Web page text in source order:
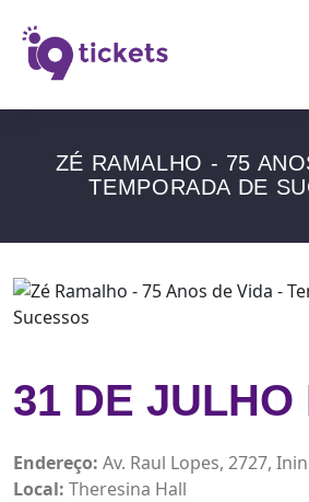
ZÉ RAMALHO - 75
TEMPORADA DE
31 DE JULHO
Endereço: Av. Raul Lopes, 2727,
Local: Theresina Hall